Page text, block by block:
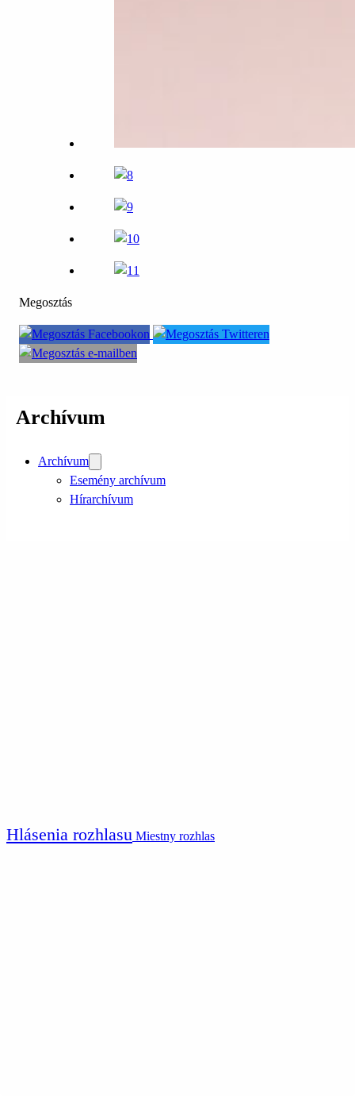
Megosztás
Archívum
Archívum
Esemény archívum
Hírarchívum
Hlásenia rozhlasu Miestny rozhlas